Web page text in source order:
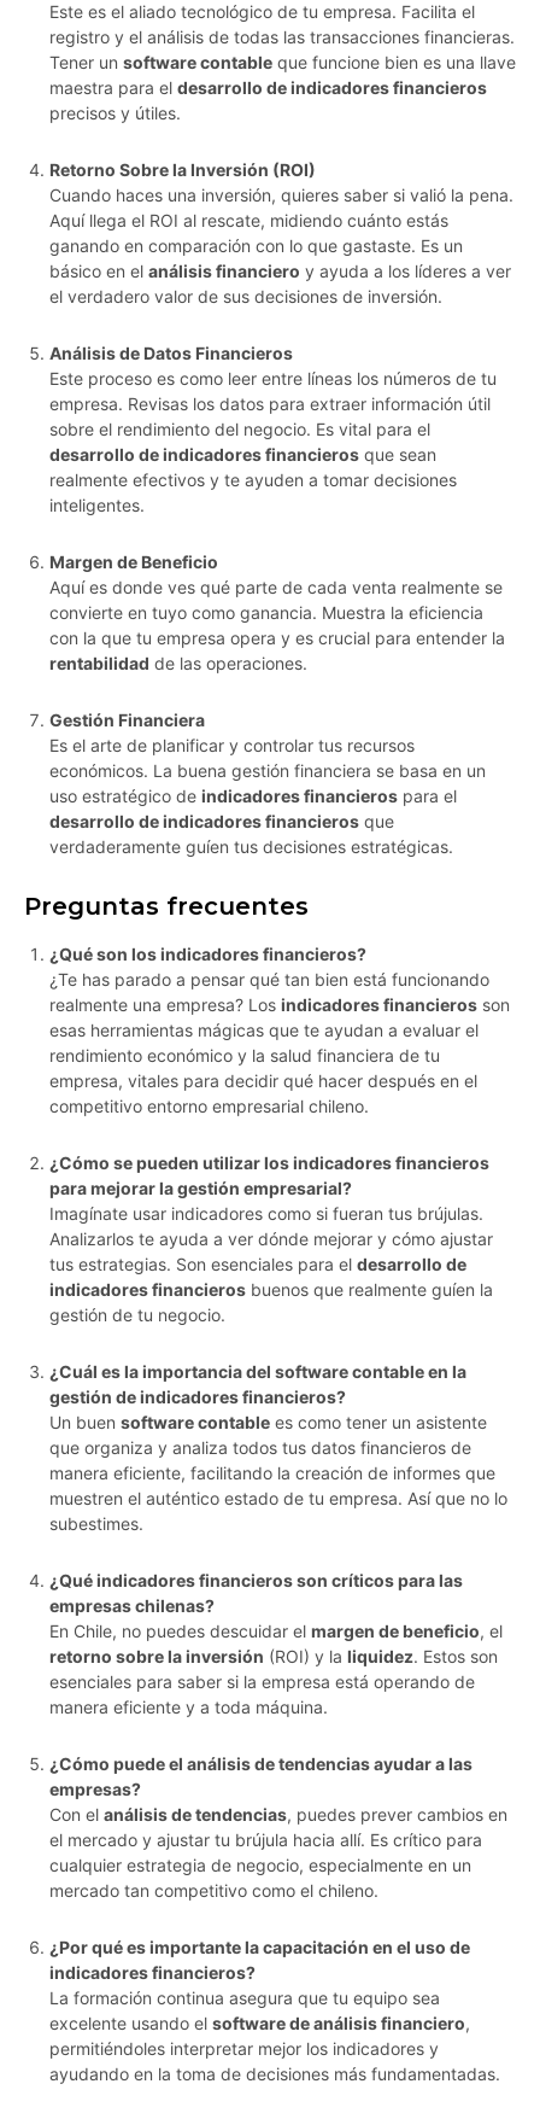
Este es el aliado tecnológico de tu empresa. Facilita el
registro y el análisis de todas las transacciones financieras.
Tener un software contable que funcione bien es una llave
maestra para el desarrollo de indicadores financieros
precisos y útiles.
Retorno Sobre la Inversión (ROI)
Cuando haces una inversión, quieres saber si valió la pena.
Aquí llega el ROI al rescate, midiendo cuánto estás
ganando en comparación con lo que gastaste. Es un
básico en el análisis financiero y ayuda a los líderes a ver
el verdadero valor de sus decisiones de inversión.
Análisis de Datos Financieros
Este proceso es como leer entre líneas los números de tu
empresa. Revisas los datos para extraer información útil
sobre el rendimiento del negocio. Es vital para el
desarrollo de indicadores financieros que sean
realmente efectivos y te ayuden a tomar decisiones
inteligentes.
Margen de Beneficio
Aquí es donde ves qué parte de cada venta realmente se
convierte en tuyo como ganancia. Muestra la eficiencia
con la que tu empresa opera y es crucial para entender la
rentabilidad de las operaciones.
Gestión Financiera
Es el arte de planificar y controlar tus recursos
económicos. La buena gestión financiera se basa en un
uso estratégico de indicadores financieros para el
desarrollo de indicadores financieros que
verdaderamente guíen tus decisiones estratégicas.
Preguntas frecuentes
¿Qué son los indicadores financieros?
¿Te has parado a pensar qué tan bien está funcionando
realmente una empresa? Los indicadores financieros son
esas herramientas mágicas que te ayudan a evaluar el
rendimiento económico y la salud financiera de tu
empresa, vitales para decidir qué hacer después en el
competitivo entorno empresarial chileno.
¿Cómo se pueden utilizar los indicadores financieros
para mejorar la gestión empresarial?
Imagínate usar indicadores como si fueran tus brújulas.
Analizarlos te ayuda a ver dónde mejorar y cómo ajustar
tus estrategias. Son esenciales para el desarrollo de
indicadores financieros buenos que realmente guíen la
gestión de tu negocio.
¿Cuál es la importancia del software contable en la
gestión de indicadores financieros?
Un buen software contable es como tener un asistente
que organiza y analiza todos tus datos financieros de
manera eficiente, facilitando la creación de informes que
muestren el auténtico estado de tu empresa. Así que no lo
subestimes.
¿Qué indicadores financieros son críticos para las
empresas chilenas?
En Chile, no puedes descuidar el margen de beneficio, el
retorno sobre la inversión (ROI) y la liquidez. Estos son
esenciales para saber si la empresa está operando de
manera eficiente y a toda máquina.
¿Cómo puede el análisis de tendencias ayudar a las
empresas?
Con el análisis de tendencias, puedes prever cambios en
el mercado y ajustar tu brújula hacia allí. Es crítico para
cualquier estrategia de negocio, especialmente en un
mercado tan competitivo como el chileno.
¿Por qué es importante la capacitación en el uso de
indicadores financieros?
La formación continua asegura que tu equipo sea
excelente usando el software de análisis financiero,
permitiéndoles interpretar mejor los indicadores y
ayudando en la toma de decisiones más fundamentadas.